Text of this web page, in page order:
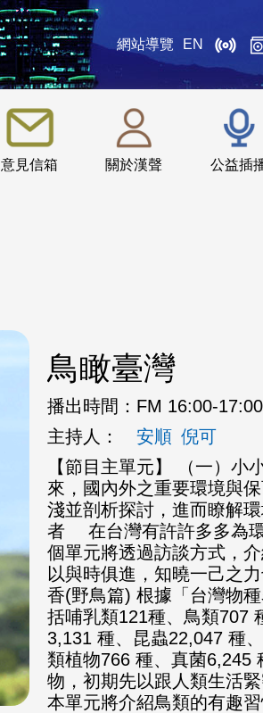
網站導覽 EN
意見信箱 關於漢聲 公益插
:::
鳥瞰臺灣
播出時間： FM 16:00-
主持人：
安順 倪可
【節目主單元】 （一）
來，國內外之重要環境與
淺並剖析探討，進而瞭解
者 在台灣有許許多多為
個單元將透過訪談方式，
以與時俱進，知曉一己之
香(野鳥篇) 根據「台灣物
括哺乳類121種、鳥類707
3,131 種、昆蟲22,047 種
類植物766 種、真菌6,245
物，初期先以跟人類生活
本單元將介紹鳥類的有趣